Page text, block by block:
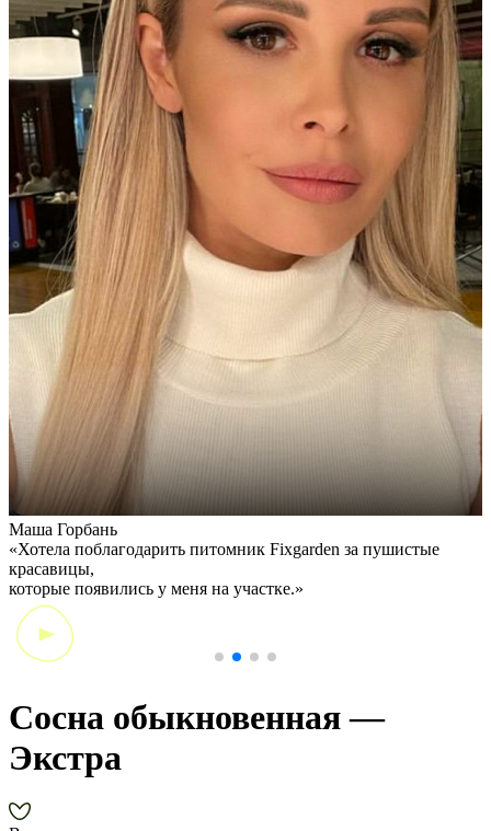
Маша Горбань
«Хотела поблагодарить питомник Fixgarden за пушистые
красавицы,
которые появились у меня на участке.»
Сосна обыкновенная —
Экстра